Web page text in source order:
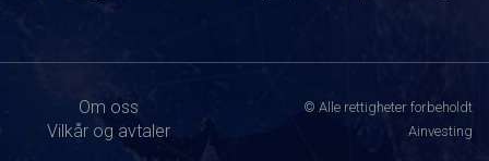
Om oss
Vilkår og avtaler
© Alle rettigheter forbeholdt
Ainvesting